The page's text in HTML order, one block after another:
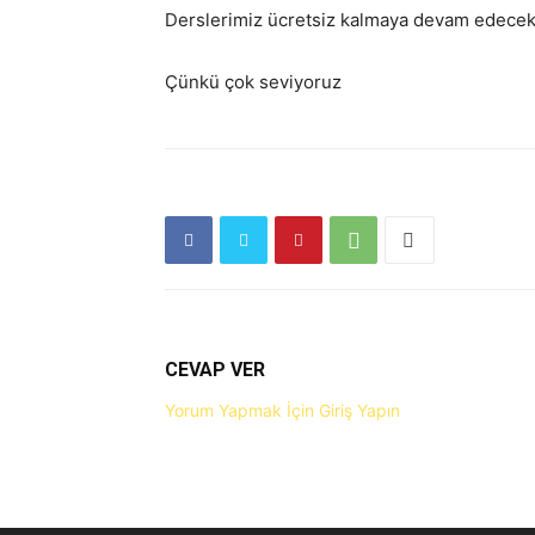
Derslerimiz ücretsiz kalmaya devam
Çünkü çok seviyoruz
CEVAP VER
Yorum Yapmak İçin Giriş Yapın